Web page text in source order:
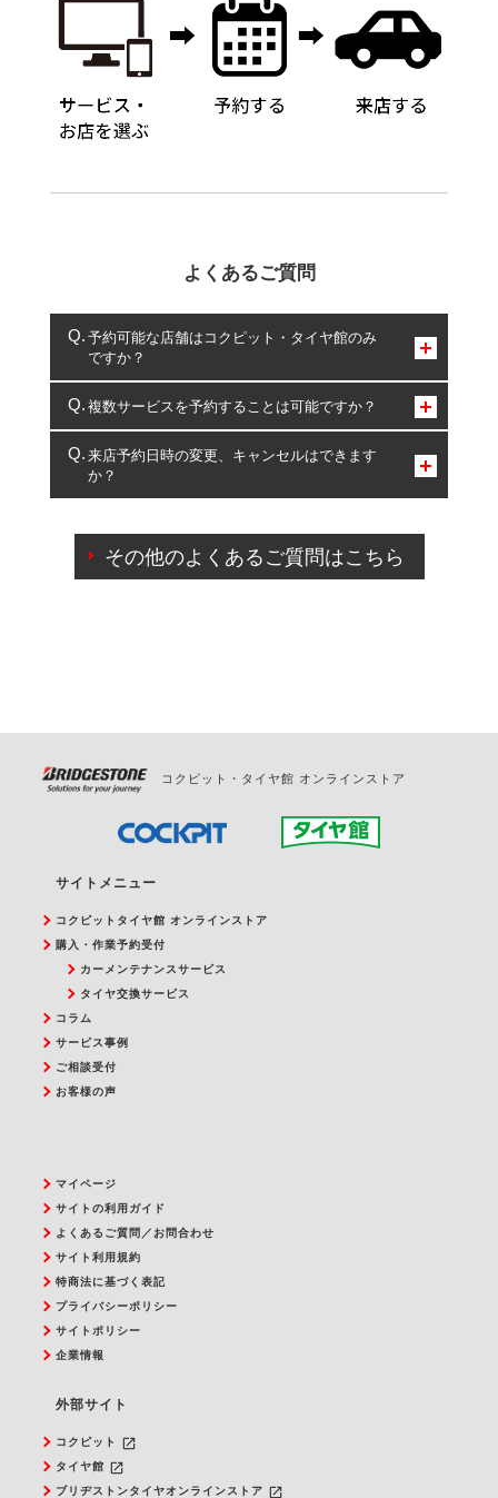
よくあるご質問
予約可能な店舗はコクピット・タイヤ館のみ
ですか？
コクピット・タイヤ館のみとなります。
複数サービスを予約することは可能ですか？
複数サービスのご予約は可能です。
一部の商品・サービスの組み合わせに限り、同時にご予約が
出来ないものもございます。
来店予約日時の変更、キャンセルはできます
か？
ご来店予約日の3営業日前を過ぎている場合のご予約
の日時変更につきましては、直接ご予約の店舗まで
その他のよくあるご質問はこちら
コクピット・タイヤ館 オンラインストア
サイトメニュー
コクピットタイヤ館 オンラインストア
購入・作業予約受付
カーメンテナンスサービス
タイヤ交換サービス
コラム
サービス事例
ご相談受付
お客様の声
マイページ
サイトの利用ガイド
よくあるご質問／お問合わせ
サイト利用規約
特商法に基づく表記
プライバシーポリシー
サイトポリシー
企業情報
外部サイト
コクピット launch
タイヤ館 launch
ブリヂストンタイヤオンラインストア launch